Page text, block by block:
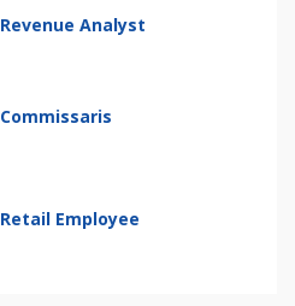
Revenue Analyst
Commissaris
Retail Employee